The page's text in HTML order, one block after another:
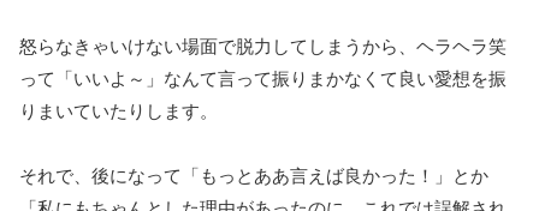
怒らなきゃいけない場面で脱力してしまうから、ヘラヘラ笑
って「いいよ～」なんて言って振りまかなくて良い愛想を振
りまいていたりします。
それで、後になって「もっとああ言えば良かった！」とか